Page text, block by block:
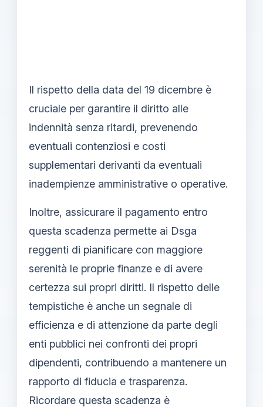
Il rispetto della data del 19 dicembre è
cruciale per garantire il diritto alle
indennità senza ritardi, prevenendo
eventuali contenziosi e costi
supplementari derivanti da eventuali
inadempienze amministrative o operative.
Inoltre, assicurare il pagamento entro
questa scadenza permette ai Dsga
reggenti di pianificare con maggiore
serenità le proprie finanze e di avere
certezza sui propri diritti. Il rispetto delle
tempistiche è anche un segnale di
efficienza e di attenzione da parte degli
enti pubblici nei confronti dei propri
dipendenti, contribuendo a mantenere un
rapporto di fiducia e trasparenza.
Ricordare questa scadenza è